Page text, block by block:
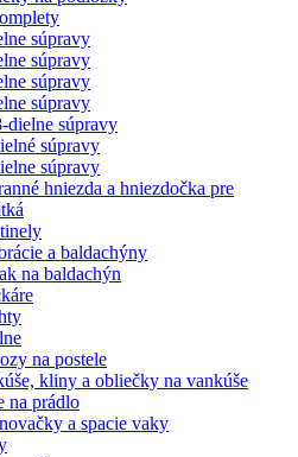
súpravy
súpravy
súpravy
súpravy
dielne súpravy
súpravy
súpravy
hniezda a hniezdočka pre
a baldachýny
na baldachýn
na postele
kliny a obliečky na vankúše
na prádlo
a spacie vaky